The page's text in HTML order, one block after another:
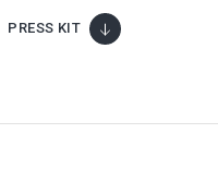
PRESS KIT